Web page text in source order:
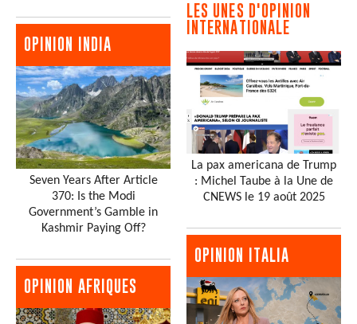
OPINION INDIA
Seven Years After Article
370: Is the Modi
Government’s Gamble in
Kashmir Paying Off?
OPINION AFRIQUES
LES UNES D'OPINION
INTERNATIONALE
La pax americana de Trump
: Michel Taube à la Une de
CNEWS le 19 août 2025
OPINION ITALIA